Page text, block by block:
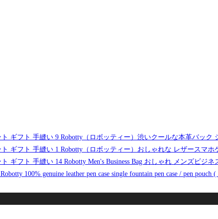
Robotty（ロボッティー）渋いクールな本革バック
Robotty（ロボッティー）おしゃれな レザースマ
Robotty Men's Business Bag おしゃれ メンズビジ
Robotty 100% genuine leather pen case single fountain pen case / pen pouch